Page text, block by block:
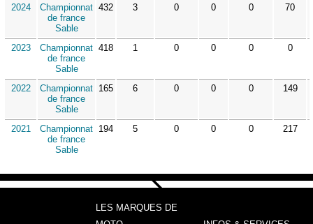
2024
Championnat
de france
Sable
432 3 0 0 0 70
2023
Championnat
de france
Sable
418 1 0 0 0 0
2022
Championnat
de france
Sable
165 6 0 0 0 149
2021
Championnat
de france
Sable
194 5 0 0 0 217
LES MARQUES DE